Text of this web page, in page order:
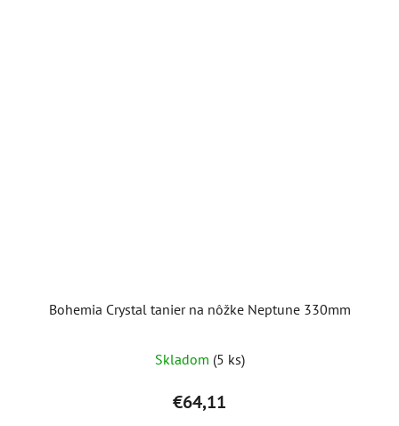
Bohemia Crystal tanier na nôžke Neptune 330mm
Skladom (5 ks)
€64,11